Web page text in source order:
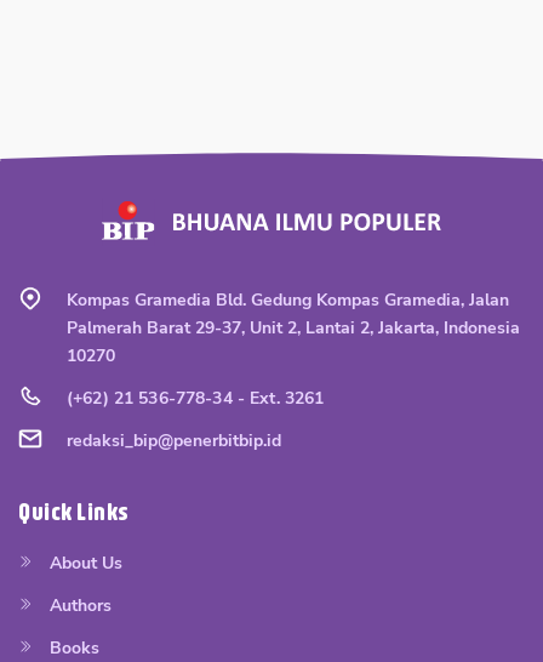
Kompas Gramedia Bld. Gedung Kompas Gramedia, Jalan
Palmerah Barat 29-37, Unit 2, Lantai 2, Jakarta, Indonesia
10270
(+62) 21 536-778-34 - Ext. 3261
redaksi_bip@penerbitbip.id
Quick Links
About Us
Authors
Books